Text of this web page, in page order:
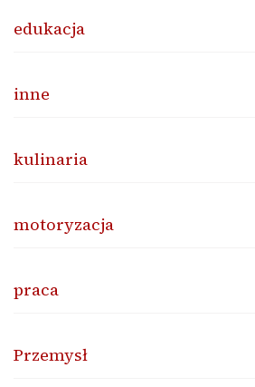
edukacja
inne
kulinaria
motoryzacja
praca
Przemysł